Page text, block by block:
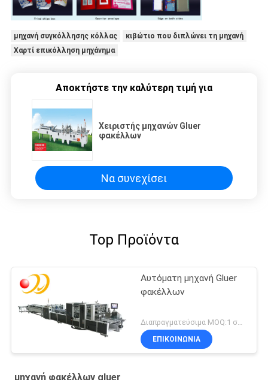
μηχανή συγκόλλησης κόλλας
κιβώτιο που διπλώνει τη μηχανή
Χαρτί επικόλληση μηχάνημα
Αποκτήστε την καλύτερη τιμή για
Χειριστής μηχανών Gluer
φακέλλων
Να συνεχίσει
Top Προϊόντα
Αυτόματη μηχανή Gluer
φακέλλων
ΕΠΙΚΟΙΝΩΝΊΑ
μηχανή φακέλλων gluer